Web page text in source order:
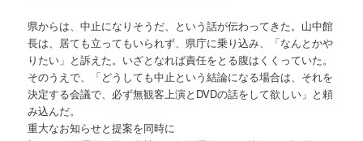
県からは、中止になりそうだ、という話が伝わってきた。山中館
長は、居ても立ってもいられず、県庁に乗り込み、「なんとかや
りたい」と訴えた。いざとなれば責任をとる腹はくくっていた。
そのうえで、「どうしても中止という結論になる場合は、それを
決定する会議で、必ず無観客上演とDVDの話をして欲しい」と頼
み込んだ。
重大なお知らせと提案を同時に